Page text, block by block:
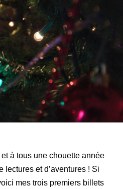
à tous une chouette année
lectures et d’aventures ! Si
mes trois premiers billets